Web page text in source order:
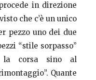
in direzione
che c’è un unico
pezzo uno dei due
“stile sorpasso”
corsa sino al
Quante